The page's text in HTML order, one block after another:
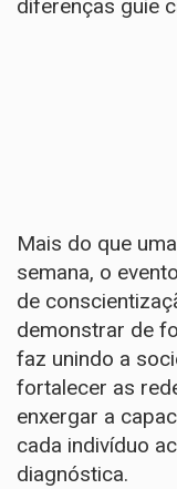
diferenças guie
​Mais do que
semana, o
de
demonstrar de
faz unindo a
fortalecer as
enxergar a
cada indivíduo
diagnóstica.